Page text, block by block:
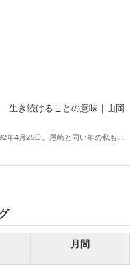
生き続けることの意味｜山岡
年4月25日。尾崎と同い年の私も偏
思っていた――。（サムネイルはア
月間